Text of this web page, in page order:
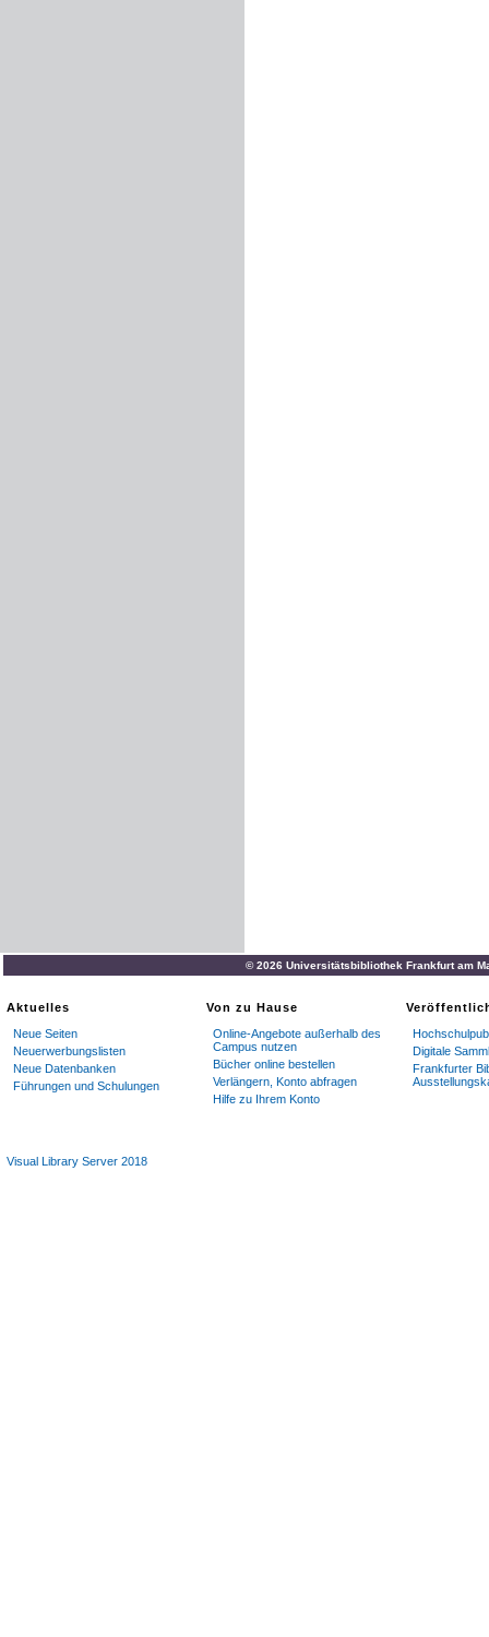
© 2026 Universitätsbibliothek Frankfurt am
Aktuelles
Neue Seiten
Neuerwerbungslisten
Neue Datenbanken
Führungen und Schulungen
Von zu Hause
Online-Angebote außerhalb des
Campus nutzen
Bücher online bestellen
Verlängern, Konto abfragen
Hilfe zu Ihrem Konto
Digitale
Frankfurter
Visual Library Server 2018